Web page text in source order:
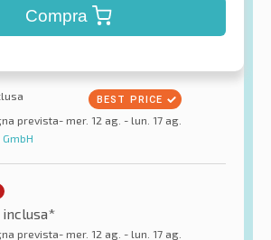
Compra
prevista- mer. 12 ag. - lun. 17 ag.
inclusa*
prevista- mer. 12 ag. - lun. 17 ag.